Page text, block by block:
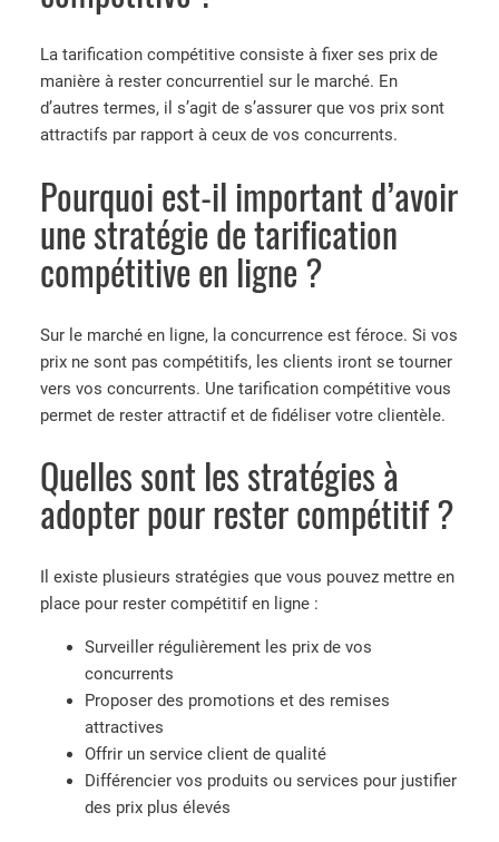
La tarification compétitive consiste à fixer ses prix de
manière à rester concurrentiel sur le marché. En
d’autres termes, il s’agit de s’assurer que vos prix sont
attractifs par rapport à ceux de vos concurrents.
Pourquoi est-il important d’avoir
une stratégie de tarification
compétitive en ligne ?
Sur le marché en ligne, la concurrence est féroce. Si vos
prix ne sont pas compétitifs, les clients iront se tourner
vers vos concurrents. Une tarification compétitive vous
permet de rester attractif et de fidéliser votre clientèle.
Quelles sont les stratégies à
adopter pour rester compétitif ?
Il existe plusieurs stratégies que vous pouvez mettre en
place pour rester compétitif en ligne :
Surveiller régulièrement les prix de vos
concurrents
Proposer des promotions et des remises
attractives
Offrir un service client de qualité
Différencier vos produits ou services pour justifier
des prix plus élevés